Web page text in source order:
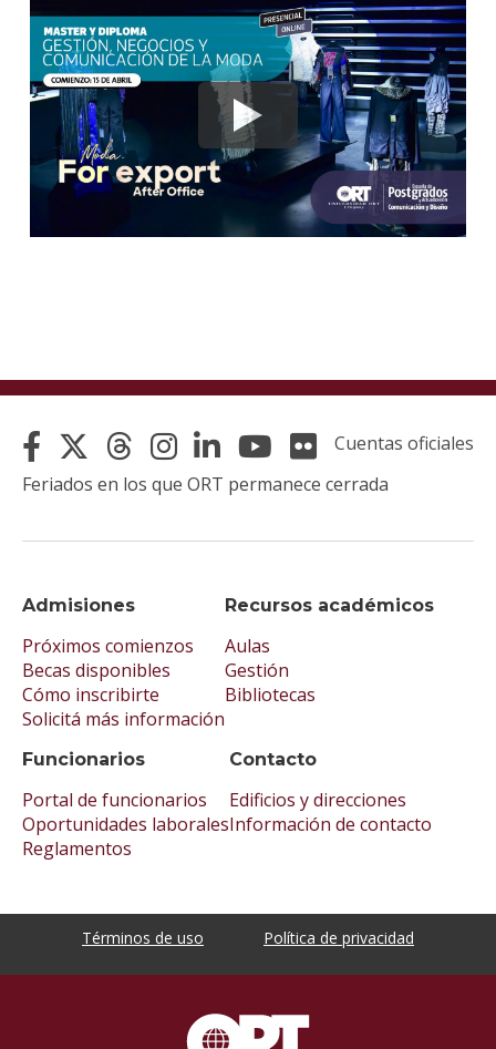
Admisiones
Próximos comienzos
Becas disponibles
Cómo inscribirte
Solicitá más información
Recursos académicos
Aulas
Gestión
Bibliotecas
Funcionarios
Portal de funcionarios
Oportunidades laborales
Reglamentos
Contacto
Edificios y direcciones
Información de contacto
Cuentas oficiales
Feriados en los que ORT permanece cerrada
Términos de uso Política de privacidad